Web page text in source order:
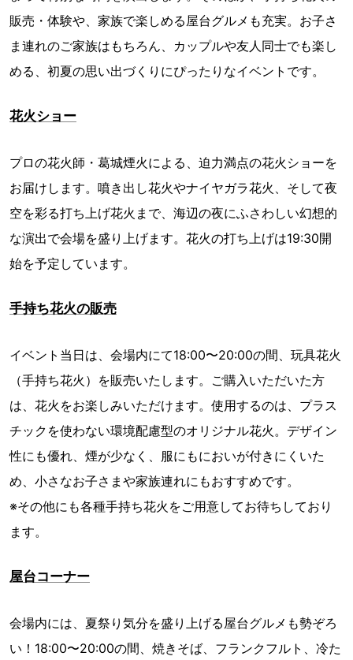
販売・体験や、家族で楽しめる屋台グルメも充実。お子さ
ま連れのご家族はもちろん、カップルや友人同士でも楽し
める、初夏の思い出づくりにぴったりなイベントです。
花火ショー
プロの花火師・葛城煙火による、迫力満点の花火ショーを
お届けします。噴き出し花火やナイヤガラ花火、そして夜
空を彩る打ち上げ花火まで、海辺の夜にふさわしい幻想的
な演出で会場を盛り上げます。花火の打ち上げは19:30開
始を予定しています。
手持ち花火の販売
イベント当日は、会場内にて18:00〜20:00の間、玩具花火
（手持ち花火）を販売いたします。ご購入いただいた方
は、花火をお楽しみいただけます。使用するのは、プラス
チックを使わない環境配慮型のオリジナル花火。デザイン
性にも優れ、煙が少なく、服にもにおいが付きにくいた
め、小さなお子さまや家族連れにもおすすめです。
※その他にも各種手持ち花火をご用意してお待ちしており
ます。
屋台コーナー
会場内には、夏祭り気分を盛り上げる屋台グルメも勢ぞろ
い！18:00〜20:00の間、焼きそば、フランクフルト、冷た